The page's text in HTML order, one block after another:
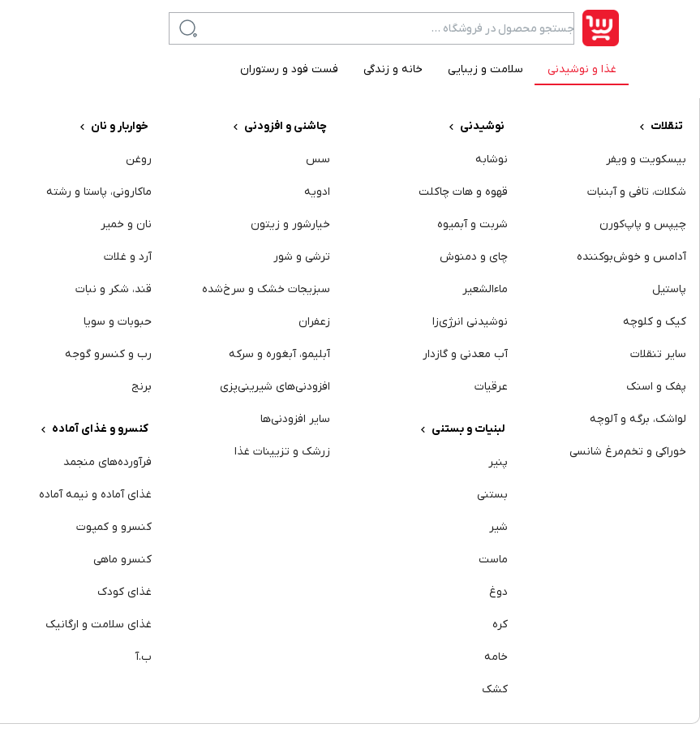
غذا و نوشیدنی سلامت و زیبایی خانه و زندگی فست فود و رستوران
تنقلات
بیسکویت و ویفر
شکلات، تافی و آبنبات
چیپس و پاپ‌کورن
آدامس و خوش‌بوکننده
پاستیل
کیک و کلوچه
سایر تنقلات
پفک و اسنک
لواشک، برگه و آلوچه
خوراکی و تخم‌مرغ شانسی
نوشیدنی
نوشابه
قهوه و هات چاکلت
شربت و آبمیوه
چای و دمنوش
ماءالشعیر
نوشیدنی انرژی‌زا
آب‌ معدنی و گازدار
عرقیات
لبنیات و بستنی
پنیر
بستنی
شیر
ماست
دوغ
کره
خامه
کشک
چاشنی و افزودنی
سس
ادویه
خیارشور و زیتون
ترشی و شور
سبزیجات خشک و سرخ‌شده
زعفران
آبلیمو، آبغوره و سرکه
افزودنی‌های شیرینی‌پزی
سایر افزودنی‌ها
زرشک و تزیینات غذا
خواربار و نان
روغن
ماکارونی، پاستا و رشته
نان و خمیر
آرد و غلات
قند، شکر و نبات
حبوبات و سویا
رب و کنسرو گوجه
برنج
کنسرو و غذای آماده
فرآورده‌های منجمد
غذای آماده و نیمه آماده
کنسرو و کمپوت
کنسرو ماهی
غذای کودک
غذای سلامت و ارگانیک
ب.آ
category item